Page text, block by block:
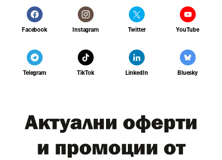
Facebook Instagram Twitter YouTube
Telegram TikTok LinkedIn Bluesky